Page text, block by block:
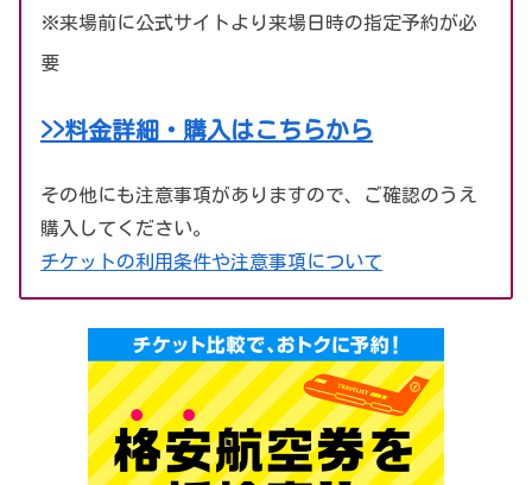
※来場前に公式サイトより来場日時の指定予約が必
要
>>料金詳細・購入はこちらから
その他にも注意事項がありますので、ご確認のうえ
購入してください。
チケットの利用条件や注意事項について